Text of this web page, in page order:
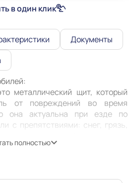
в один клик
Документы
металлический щит, который
от повреждений во время
она актуальна при езде по
с препятствиями: снег, грязь,
продлить его жизнь и жизнь
полностью